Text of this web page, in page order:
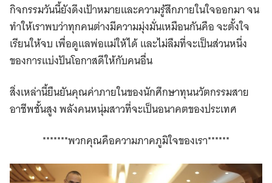
กิจกรรมวันนี้ยังดึงเป้าหมายและความรู้สึกภายในใจออกมา จน
ทำให้เราพบว่าทุกคนต่างมีความมุ่งมั่นเหมือนกันคือ จะตั้งใจ
เรียนให้จบ เพื่อดูแลพ่อแม่ให้ได้ และไม่ลืมที่จะเป็นส่วนหนึ่ง
ของการแบ่งปันโอกาสดีให้กับคนอื่น
สิ่งเหล่านี้ยืนยันคุณค่าภายในของนักศึกษาทุนนวัตกรรมสาย
อาชีพชั้นสูง พลังคนหนุ่มสาวที่จะเป็นอนาคตของประเทศ
*******พวกคุณคือความภาคภูมิใจของเรา******